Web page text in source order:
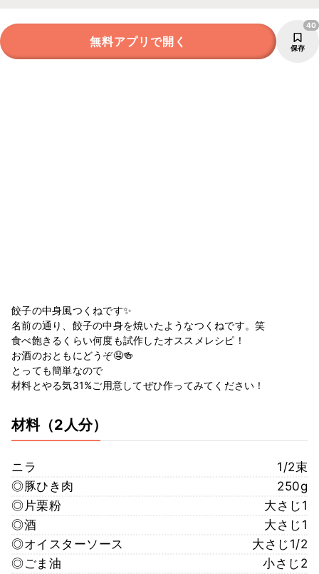
無料アプリで開く 保存
40
餃子の中身風つくねです✨
名前の通り、餃子の中身を焼いたようなつくねです。笑
食べ飽きるくらい何度も試作したオススメレシピ！
お酒のおともにどうぞ🤤🍻
とっても簡単なので
材料とやる気31%ご用意してぜひ作ってみてください！
材料（2人分）
ニラ
1/2束
◎豚ひき肉
250g
◎片栗粉
大さじ1
◎酒
大さじ1
◎オイスターソース
大さじ1/2
◎ごま油
小さじ2